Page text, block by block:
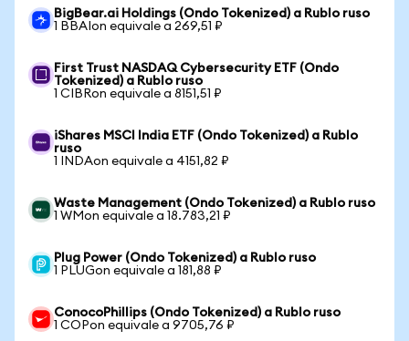
BigBear.ai Holdings (Ondo Tokenized) a Rublo ruso
1 BBAIon equivale a 269,51 ₽
First Trust NASDAQ Cybersecurity ETF (Ondo
Tokenized) a Rublo ruso
1 CIBRon equivale a 8151,51 ₽
iShares MSCI India ETF (Ondo Tokenized) a Rublo
ruso
1 INDAon equivale a 4151,82 ₽
Waste Management (Ondo Tokenized) a Rublo ruso
1 WMon equivale a 18.783,21 ₽
Plug Power (Ondo Tokenized) a Rublo ruso
1 PLUGon equivale a 181,88 ₽
ConocoPhillips (Ondo Tokenized) a Rublo ruso
1 COPon equivale a 9705,76 ₽